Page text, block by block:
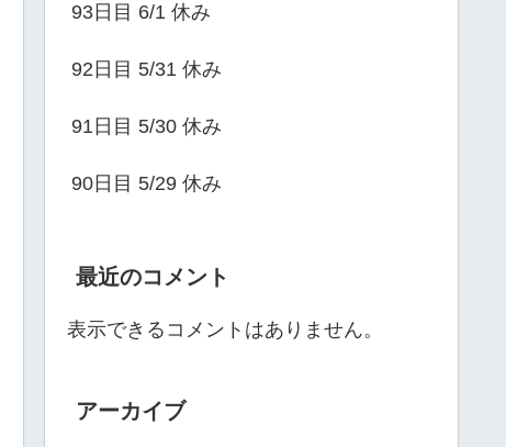
93日目 6/1 休み
92日目 5/31 休み
91日目 5/30 休み
90日目 5/29 休み
最近のコメント
表示できるコメントはありません。
アーカイブ